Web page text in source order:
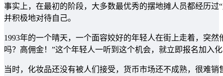
事实上，在最初的阶段，大多数最优秀的摆地摊人员都经历
并积极地对待自己。
1993年的一个晴天，一个面容姣好的年轻人在街上走着，突
吗？高佣金！”这个年轻人一听到这个机会，就立即报名加入
当时，化妆品还没有被人们接受，货币市场还不成熟，很难